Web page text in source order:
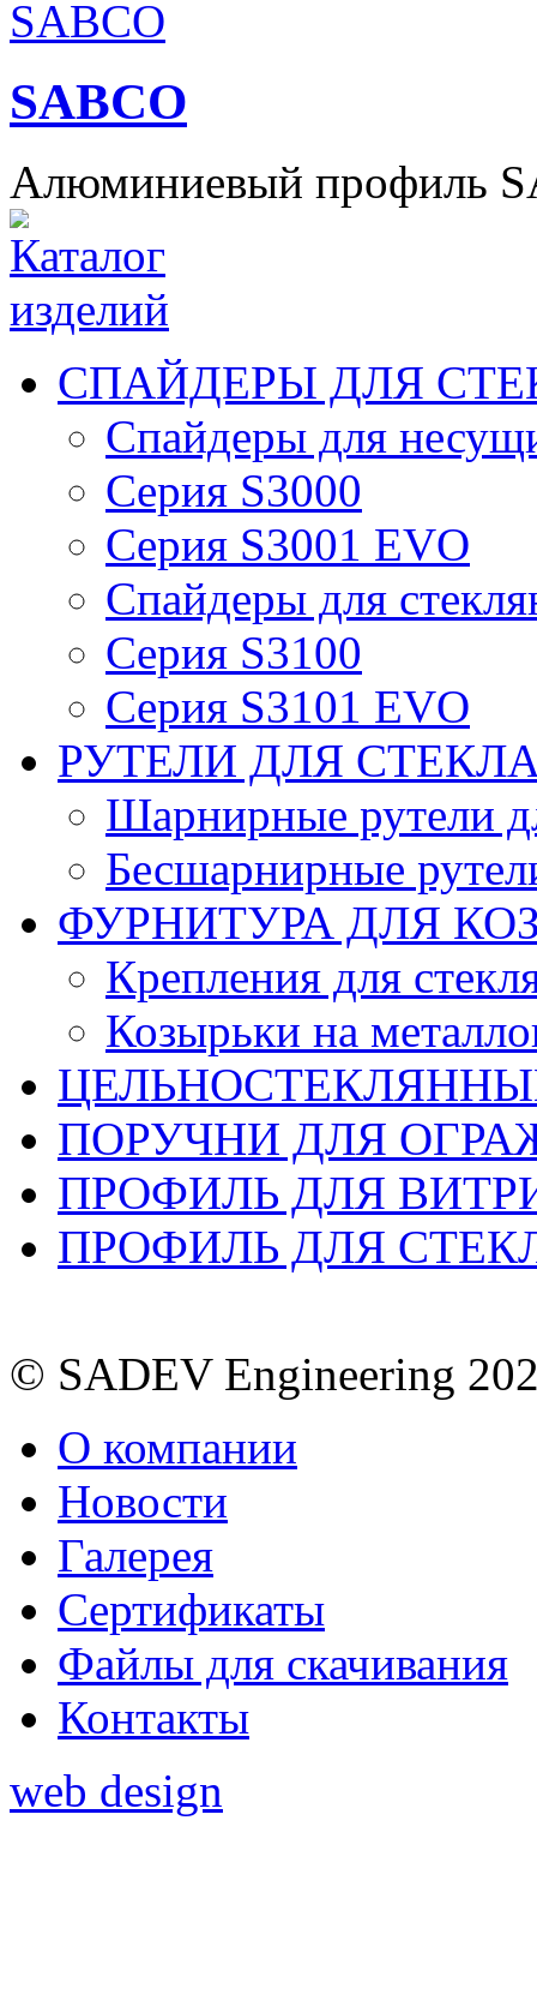
SABCO
Алюминиевый профиль
СПАЙДЕРЫ ДЛЯ
Спайдеры для
Серия S3000
Серия S3001 EVO
Спайдеры для
Серия S3100
Серия S3101 EVO
РУТЕЛИ ДЛЯ
Шарнирные рутели
Бесшарнирные
ФУРНИТУРА ДЛЯ
Крепления для
Козырьки на
ПОРУЧНИ ДЛЯ
ПРОФИЛЬ ДЛЯ
ПРОФИЛЬ ДЛЯ
© SADEV Engineering
О компании
Новости
Галерея
Сертификаты
Файлы для скачивания
Контакты
web design